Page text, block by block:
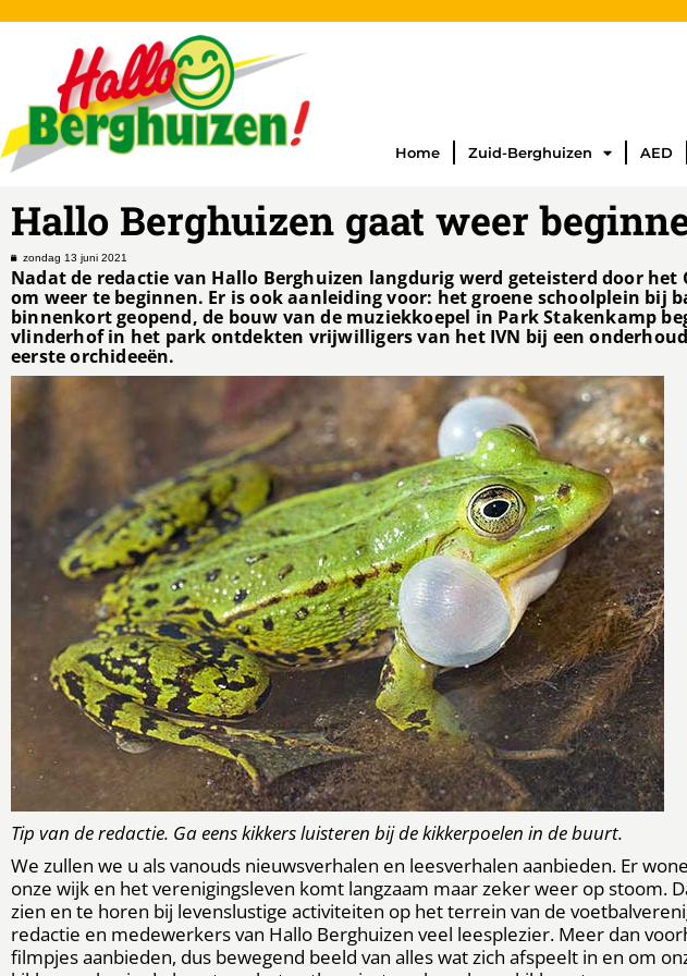
Home Zuid-Berghuizen AED
Hallo Berghuizen gaat weer
zondag 13 juni 2021
Nadat de redactie van Hallo Berghuizen langdurig werd geteisterd door
om weer te beginnen. Er is ook aanleiding voor: het groene schoolplein bij
binnenkort geopend, de bouw van de muziekkoepel in Park Stakenkamp
vlinderhof in het park ontdekten vrijwilligers van het IVN bij een
eerste orchideeën.
Tip van de redactie. Ga eens kikkers luisteren bij de kikkerpoelen in de buurt.
We zullen we u als vanouds nieuwsverhalen en leesverhalen aanbieden. Er
onze wijk en het verenigingsleven komt langzaam maar zeker weer op stoom.
zien en te horen bij levenslustige activiteiten op het terrein van de
redactie en medewerkers van Hallo Berghuizen veel leesplezier. Meer dan
filmpjes aanbieden, dus bewegend beeld van alles wat zich afspeelt in en om